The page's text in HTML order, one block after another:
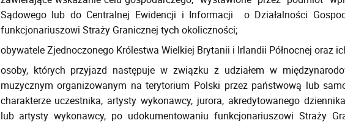
Sądowego lub do Centralnej Ewidencji i Informacji o Działalności
funkcjonariuszowi Straży Granicznej tych okoliczności;
obywatele Zjednoczonego Królestwa Wielkiej Brytanii i Irlandii Północnej oraz
osoby, których przyjazd następuje w związku z udziałem w
muzycznym organizowanym na terytorium Polski przez państwową lub
charakterze uczestnika, artysty wykonawcy, jurora, akredytowanego
lub artysty wykonawcy, po udokumentowaniu funkcjonariuszowi Straży